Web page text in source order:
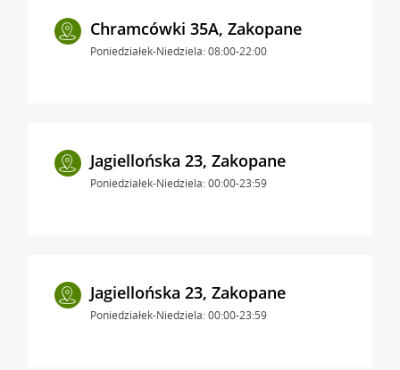
Chramcówki 35A, Zakopane
Poniedziałek-Niedziela: 08:00-22:00
Jagiellońska 23, Zakopane
Poniedziałek-Niedziela: 00:00-23:59
Jagiellońska 23, Zakopane
Poniedziałek-Niedziela: 00:00-23:59